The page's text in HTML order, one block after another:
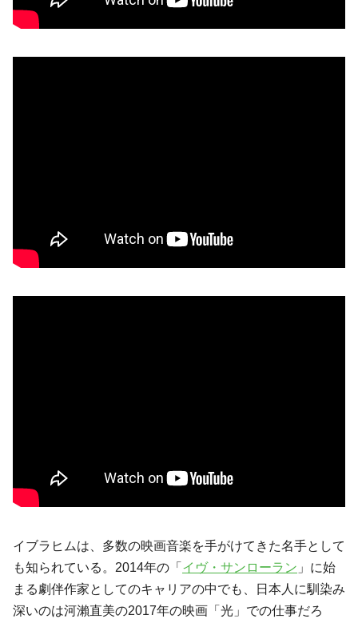
イブラヒムは、多数の映画音楽を手がけてきた名手として
も知られている。2014年の「 イヴ・サンローラン 」に始
まる劇伴作家としてのキャリアの中でも、日本人に馴染み
深いのは河瀨直美の2017年の映画「光」での仕事だろ